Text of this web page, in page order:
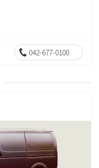
042-677-0100